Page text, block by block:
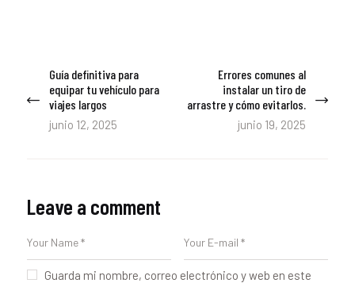
Navegación
de
entradas
Previous
post:
Guía definitiva para
equipar tu vehículo para
viajes largos
junio 12, 2025
Errores comunes al
instalar un tiro de
arrastre y cómo evitarlos.
junio 19, 2025
Leave a comment
Guarda mi nombre, correo electrónico y web en este